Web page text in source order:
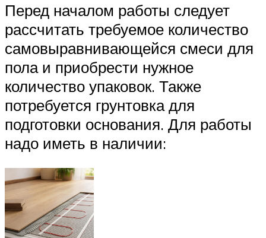
Перед началом работы следует
рассчитать требуемое количество
самовыравнивающейся смеси для
пола и приобрести нужное
количество упаковок. Также
потребуется грунтовка для
подготовки основания. Для работы
надо иметь в наличии: